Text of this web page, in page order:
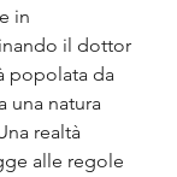
in
il dottor
popolata da
una natura
realtà
alle regole